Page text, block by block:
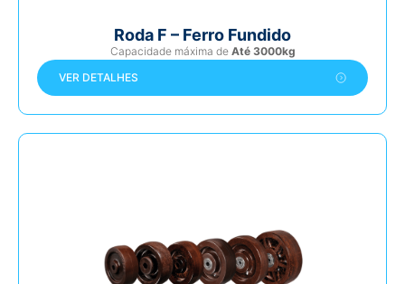
Roda F – Ferro Fundido
Capacidade máxima de Até 3000kg
VER DETALHES